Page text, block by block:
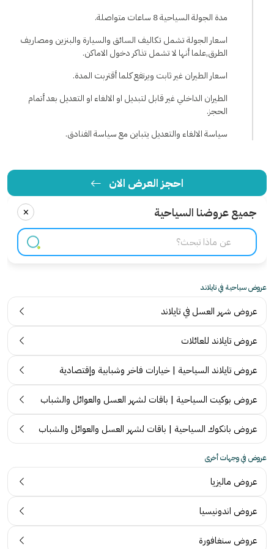
مدة الجولة السياحية 8 ساعات متواصلة.
اسعار الجولة تشمل تكاليف السائق والسيارة والبنزين ومصاريف
الطرق,علما أنها لا تشمل تذاكر دخول الاماكن.
اسعار الطيران غير ثابت ويرتفع كلما أقتربت المدة.
الطيران الداخلي غير قابل لتبديل او الالغاء او التعديل بعد أتمام
الحجز.
سياسة الالغاء والتعديل يتباين مع سياسة الفنادق.
احجز العرض الان
جميع عروضنا السياحية
×
عروض سياحية في تايلاند
عروض شهر العسل في تايلاند
عروض تايلاند للعائلات
عروض تايلاند السياحية | خيارات فاخر وشبابية وإقتصادية
عروض بوكيت السياحية | باقات لشهر العسل والعوائل والشباب
عروض بانكوك السياحية | باقات لشهر العسل والعوائل والشباب
عروض في وجهات أخرى
عروض ماليزيا
عروض اندونيسيا
عروض سنغافورة
آ
ت
ر